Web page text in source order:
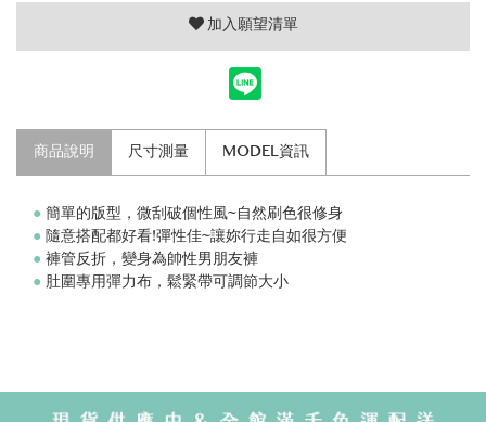
加入願望清單
商品說明 尺寸測量 MODEL資訊
● 簡單的版型，微刮破個性風~自然刷色很修身
● 隨意搭配都好看!彈性佳~讓妳行走自如很方便
● 褲管反折，變身為帥性男朋友褲
● 肚圍專用彈力布，鬆緊帶可調節大小